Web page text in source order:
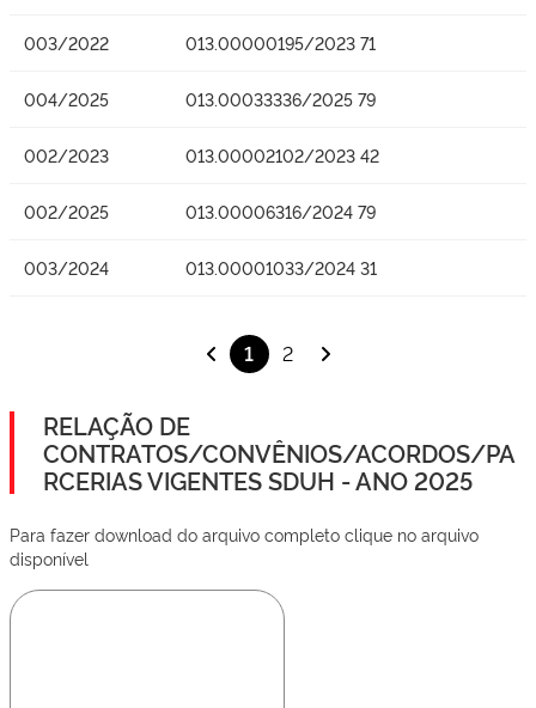
003/2022 013.00000195/2023 71
004/2025 013.00033336/2025 79
002/2023 013.00002102/2023 42
002/2025 013.00006316/2024 79
003/2024 013.00001033/2024 31
1 2
RELAÇÃO DE
CONTRATOS/CONVÊNIOS/ACORDOS/PA
RCERIAS VIGENTES SDUH - ANO 2025
Para fazer download do arquivo completo clique no arquivo
disponível